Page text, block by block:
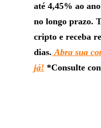
até 4,45% ao
no longo prazo.
cripto e receba
dias. Abra sua
já! *Consulte